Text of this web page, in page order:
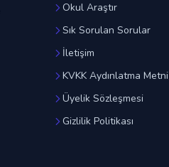
Okul Araştır
Sık Sorulan Sorular
İletişim
KVKK Aydınlatma Metni
Üyelik Sözleşmesi
Gizlilik Politikası